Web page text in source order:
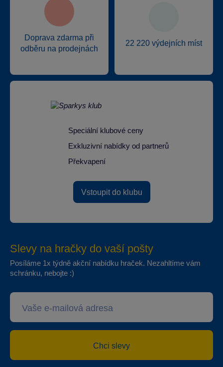
Doprava zdarma při
odběru na prodejnách
22 220 výdejních míst
Speciální klubové ceny
Exkluzivní nabídky od partnerů
Překvapení
Vstoupit do klubu
Slevy na hračky do vaší pošty
Posíláme 1x týdně akční nabídku hraček. Nezahltíme vám
schránku, nebojte :)
Chci slevy